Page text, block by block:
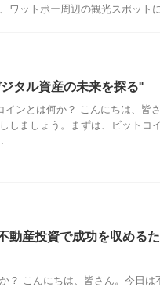
ワットポー周辺の観光スポット
タル資産の未来を探る"
とは何か？ こんにちは、皆さ
しましょう。まずは、ビットコ
動産投資で成功を収める
？ こんにちは、皆さん。今日は